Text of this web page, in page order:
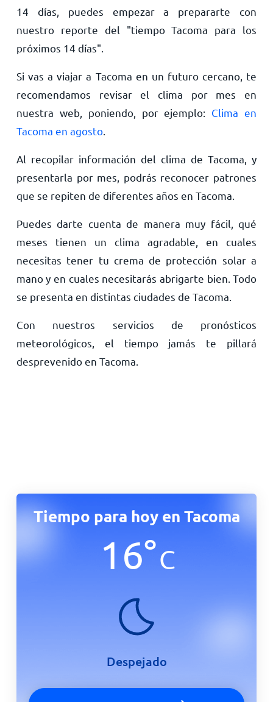
14 días, puedes empezar a prepararte con
nuestro reporte del "tiempo Tacoma para los
próximos 14 días".
Si vas a viajar a Tacoma en un futuro cercano, te
recomendamos revisar el clima por mes en
nuestra web, poniendo, por ejemplo: Clima en
Tacoma en agosto.
Al recopilar información del clima de Tacoma, y
presentarla por mes, podrás reconocer patrones
que se repiten de diferentes años en Tacoma.
Puedes darte cuenta de manera muy fácil, qué
meses tienen un clima agradable, en cuales
necesitas tener tu crema de protección solar a
mano y en cuales necesitarás abrigarte bien. Todo
se presenta en distintas ciudades de Tacoma.
Con nuestros servicios de pronósticos
meteorológicos, el tiempo jamás te pillará
desprevenido en Tacoma.
Tiempo para hoy en Tacoma
16°C
Despejado